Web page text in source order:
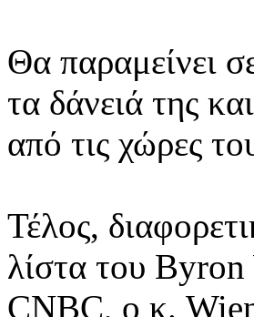
Θα παραμείνει
τα δάνειά της
από τις χώρες
Τέλος,
λίστα του
CNBC, ο κ. Wien